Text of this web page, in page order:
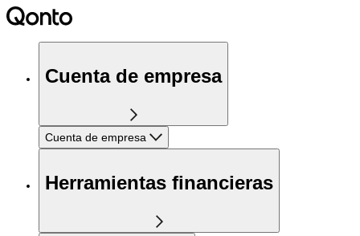
Cuenta de empresa
Cuenta de empresa
Herramientas financieras